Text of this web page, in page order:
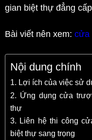
gian biệt thự đẳng
Bài viết nên xem: cửa
Nội dung chính
1. Lợi ích của việc sử
2. Ứng dụng cửa
thự
3. Liên hệ thi công
biệt thự sang trọng